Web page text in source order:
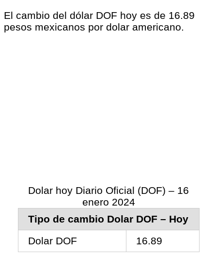
El cambio del dólar DOF hoy es de 16.89
pesos mexicanos por dolar americano.
Dolar hoy Diario Oficial (DOF) – 16
enero 2024
Tipo de cambio Dolar DOF – Hoy
Dolar DOF
16.89